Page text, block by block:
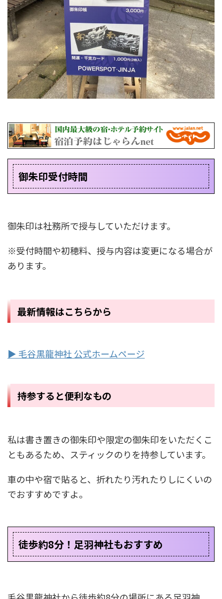
御朱印受付時間
御朱印は社務所で授与していただけます。
※受付時間や初穂料、授与内容は変更になる場合が
あります。
最新情報はこちらから
▶ 毛谷黒龍神社 公式ホームページ
持参すると便利なもの
私は書き置きの御朱印や限定の御朱印をいただくこ
ともあるため、スティックのりを持参しています。
車の中や宿で貼ると、折れたり汚れたりしにくいの
でおすすめですよ。
徒歩約8分！足羽神社もおすすめ